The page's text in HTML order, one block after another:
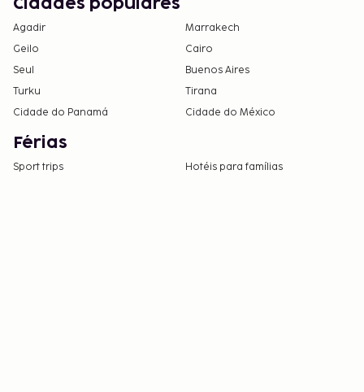
Cidades populares
Agadir
Marrakech
Geilo
Cairo
Seul
Buenos Aires
Turku
Tirana
Cidade do Panamá
Cidade do México
Férias
Sport trips Hotéis para famílias